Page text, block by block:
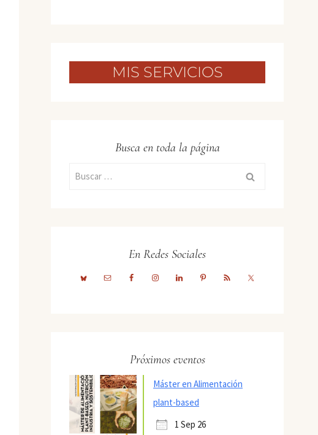
MIS SERVICIOS
Busca en toda la página
Buscar:
En Redes Sociales
Próximos eventos
Máster en Alimentación
plant-based
1 Sep 26